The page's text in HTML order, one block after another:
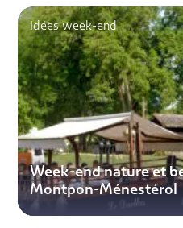
Idées week-end
Week-end nature et
Montpon-Ménestérol